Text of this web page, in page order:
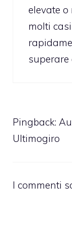
elevate
molti
superare
Pingback:
Ultimogiro
I commenti